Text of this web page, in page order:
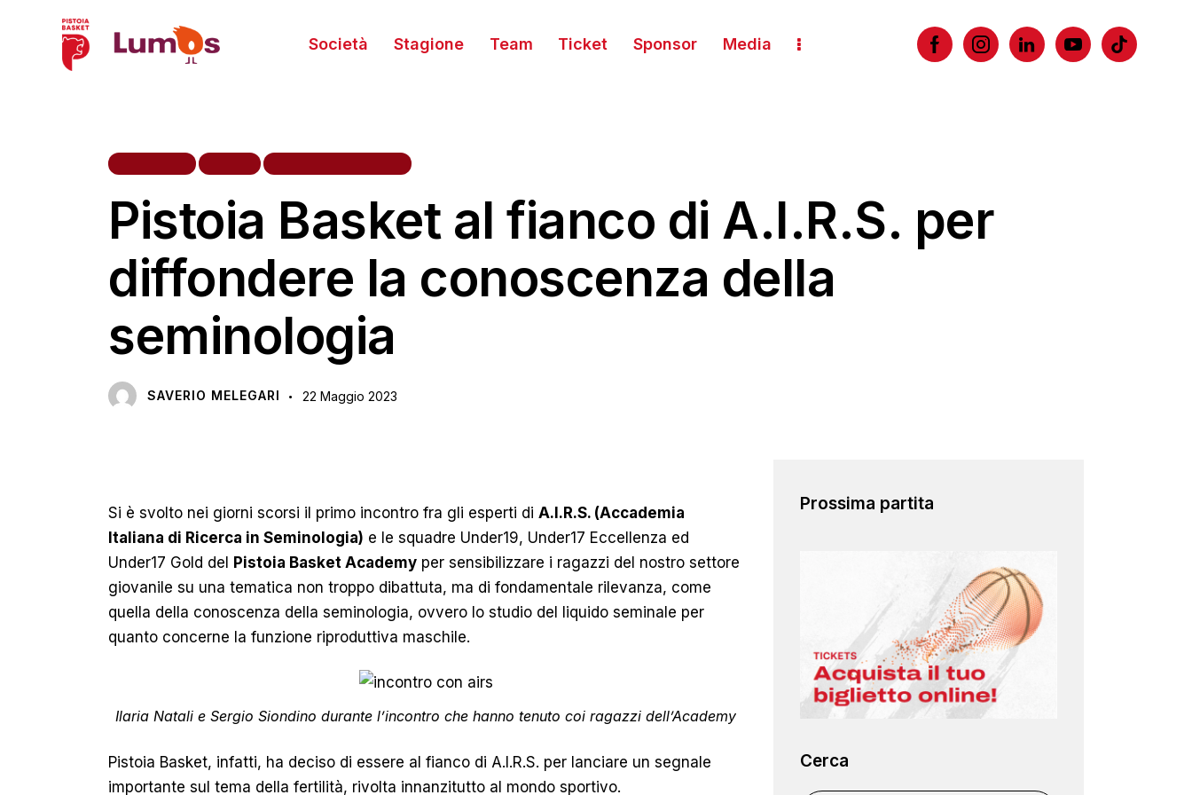
Società Stagione Team Ticket Sponsor Media
Pistoia Basket al fianco di A.I.R.S. per
diffondere la conoscenza della
seminologia
SAVERIO MELEGARI 22 Maggio 2023
Si è svolto nei giorni scorsi il primo incontro fra gli esperti di A.I.R.S. (Accademia
Italiana di Ricerca in Seminologia) e le squadre Under19, Under17 Eccellenza ed
Under17 Gold del
Pistoia Basket Academy per sensibilizzare i ragazzi del nostro settore
giovanile su una tematica non troppo dibattuta, ma di fondamentale rilevanza, come
quella della conoscenza della seminologia, ovvero lo studio del liquido seminale per
quanto concerne la funzione riproduttiva maschile.
Ilaria Natali e Sergio Siondino durante l’incontro che hanno tenuto coi ragazzi dell’Academy
Pistoia Basket, infatti, ha deciso di essere al fianco di A.I.R.S. per lanciare un segnale
importante sul tema della fertilità, rivolta innanzitutto al mondo sportivo.
Prossima partita
Cerca